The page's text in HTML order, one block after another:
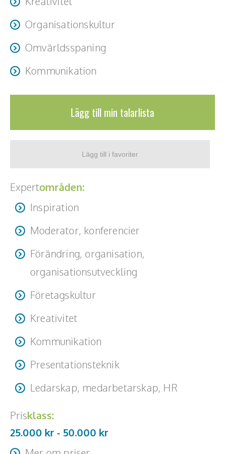
Teamwork, teambuilding, relationer
Vård, omsorg, beroende
Kända personer
Företagsledare
Skådespelare
Alla talare
Alla ämnen
Organisationskultur
Omvärldsspaning
Kommunikation
Lägg till min talarlista
Expertområden:
Inspiration
Moderator, konferencier
Förändring, organisation,
organisationsutveckling
Företagskultur
Kreativitet
Kommunikation
Presentationsteknik
Ledarskap, medarbetarskap, HR
Prisklass:
25.000 kr - 50.000 kr